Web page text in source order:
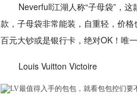
Neverfull江湖人称“子母袋”，
款，子母袋非常能装，自重轻，价
百元大钞或是银行卡，绝对OK！唯
Louis Vuitton Victoire